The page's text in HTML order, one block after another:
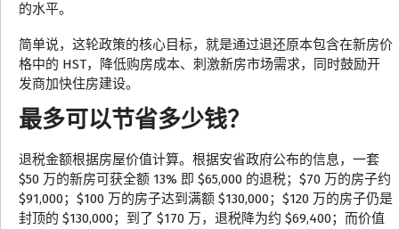
的水平。
简单说，这轮政策的核心目标，就是通过退还原本包含在新房价
格中的 HST，降低购房成本、刺激新房市场需求，同时鼓励开
发商加快住房建设。
最多可以节省多少钱？
退税金额根据房屋价值计算。根据安省政府公布的信息，一套
$50 万的新房可获全额 13% 即 $65,000 的退税；$70 万的房子约
$91,000；$100 万的房子达到满额 $130,000；$120 万的房子仍是
封顶的 $130,000；到了 $170 万，退税降为约 $69,400；而价值